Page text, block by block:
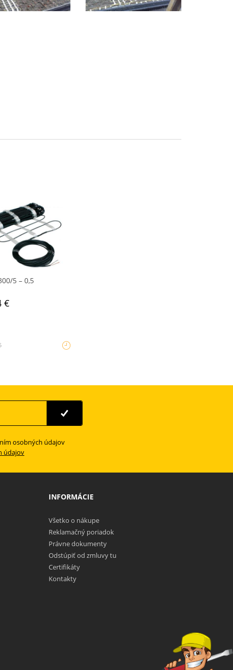
5 – 0,5
€
osobných údajov
údajov
INFORMÁCIE
Všetko o nákupe
Reklamačný poriadok
Právne dokumenty
Odstúpiť od zmluvy tu
Certifikáty
Kontakty